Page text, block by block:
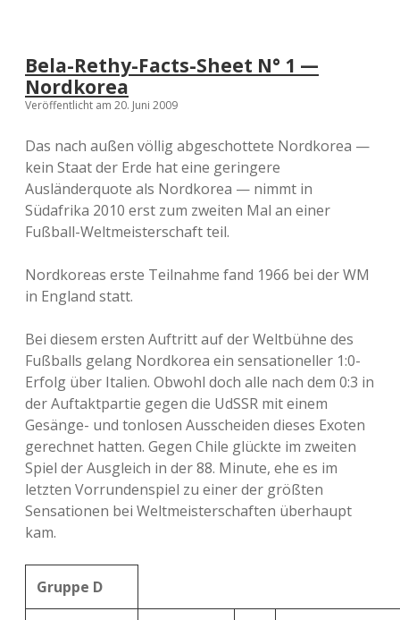
Bela-Rethy-Facts-Sheet N° 1 —
Nordkorea
Veröffentlicht am 20. Juni 2009
Das nach außen völlig abgeschottete Nordkorea —
kein Staat der Erde hat eine geringere
Ausländerquote als Nordkorea — nimmt in
Südafrika 2010 erst zum zweiten Mal an einer
Fußball-Weltmeisterschaft teil.
Nordkoreas erste Teilnahme fand 1966 bei der WM
in England statt.
Bei diesem ersten Auftritt auf der Weltbühne des
Fußballs gelang Nordkorea ein sensationeller 1:0-
Erfolg über Italien. Obwohl doch alle nach dem 0:3 in
der Auftaktpartie gegen die UdSSR mit einem
Gesänge- und tonlosen Ausscheiden dieses Exoten
gerechnet hatten. Gegen Chile glückte im zweiten
Spiel der Ausgleich in der 88. Minute, ehe es im
letzten Vorrundenspiel zu einer der größten
Sensationen bei Weltmeisterschaften überhaupt
kam.
Gruppe D